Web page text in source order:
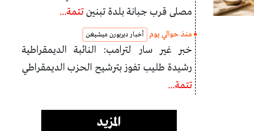
مصلى قرب جبانة بلدة تبنينتتمة...
منذ حوالي يوم أخبار ديربورن ميشيغن
خبر غير سار لترامب: النائبة الديمقراطية
رشيدة طليب تفوز بترشيح الحزب الديمقراطي
تتمة...
المزيد